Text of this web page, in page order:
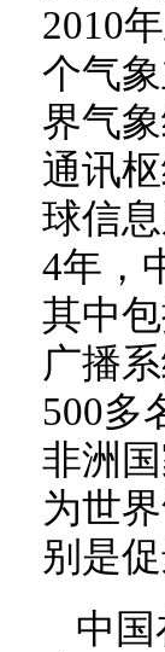
2010
个气
界气
通讯
球信
4年，
其中
广播
500多
非洲
为世
别是
中